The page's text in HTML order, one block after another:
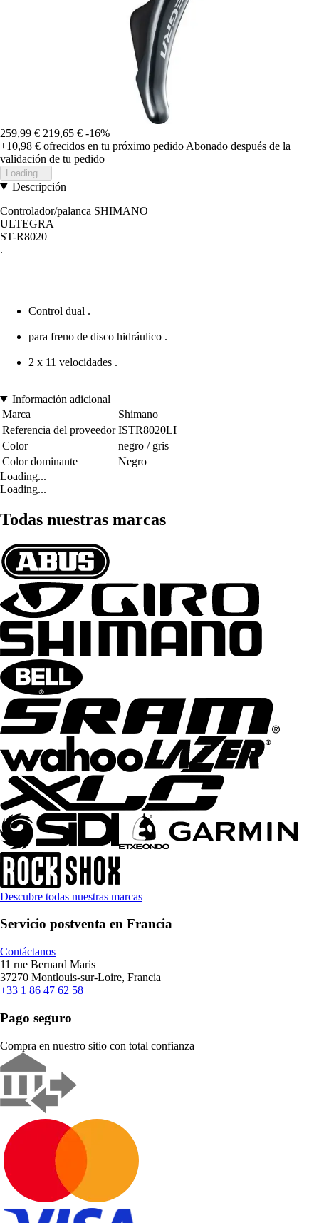
259,99 € 219,65 € -16%
+10,98 € ofrecidos en tu próximo pedido Abonado después de la
validación de tu pedido
Loading...
Descripción
Controlador/palanca SHIMANO
ULTEGRA
ST-R8020
.
Control dual .
para freno de disco hidráulico .
2 x 11 velocidades .
Información adicional
Marca
Shimano
Referencia del proveedor ISTR8020LI
Color
negro / gris
Color dominante
Negro
Loading...
Loading...
Todas nuestras marcas
Descubre todas nuestras marcas
Servicio postventa en Francia
Contáctanos
11 rue Bernard Maris
37270 Montlouis-sur-Loire, Francia
+33 1 86 47 62 58
Pago seguro
Compra en nuestro sitio con total confianza